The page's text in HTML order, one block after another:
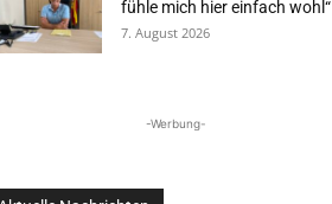
fühle mich hier einfach wohl“
7. August 2026
-Werbung-